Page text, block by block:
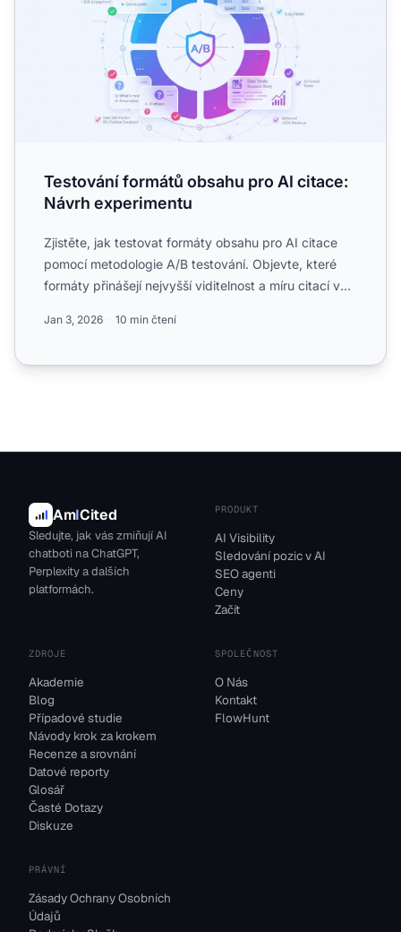
Testování formátů obsahu pro AI citace:
Návrh experimentu
Zjistěte, jak testovat formáty obsahu pro AI citace
pomocí metodologie A/B testování. Objevte, které
formáty přinášejí nejvyšší viditelnost a míru citací v
Jan 3, 2026 10 min čtení
AmICited
Sledujte, jak vás zmiňují AI
chatboti na ChatGPT,
Perplexity a dalších
platformách.
PRODUKT
AI Visibility
Sledování pozic v AI
SEO agenti
Ceny
Začít
ZDROJE
Akademie
Blog
Případové studie
Návody krok za krokem
Recenze a srovnání
Datové reporty
Glosář
Časté Dotazy
Diskuze
SPOLEČNOST
O Nás
Kontakt
FlowHunt
PRÁVNÍ
Zásady Ochrany Osobních
Údajů